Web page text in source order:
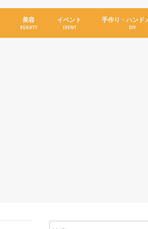
美容
BEAUTY
イベント
EVENT
手作り・ハンド
DIY